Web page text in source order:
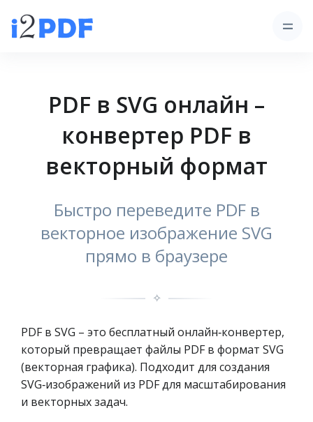
PDF в SVG онлайн –
конвертер PDF в
векторный формат
Быстро переведите PDF в
векторное изображение SVG
прямо в браузере
✧
PDF в SVG – это бесплатный онлайн‑конвертер,
который превращает файлы PDF в формат SVG
(векторная графика). Подходит для создания
SVG‑изображений из PDF для масштабирования
и векторных задач.